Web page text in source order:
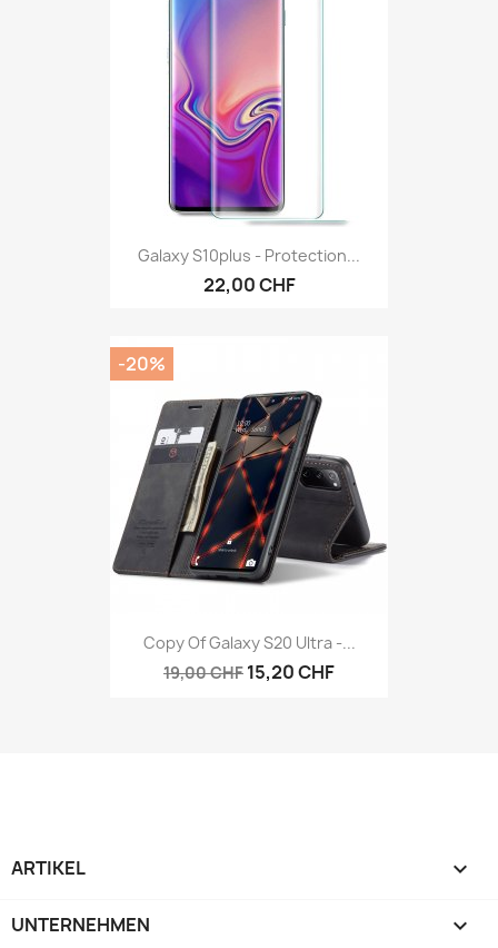
Galaxy S10plus - Protection...
22,00 CHF
Copy Of Galaxy S20 Ultra -...
19,00 CHF 15,20 CHF
-20%
ARTIKEL 
UNTERNEHMEN 